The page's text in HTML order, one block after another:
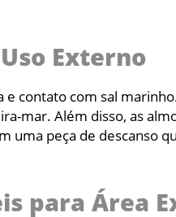
Externo
contato com sal
mar. Além disso, as
peça de descanso
para Área